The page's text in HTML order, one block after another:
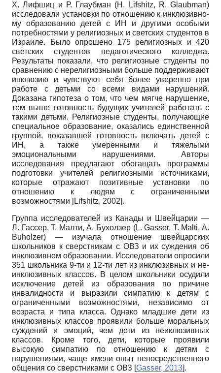
Х. Лифшиц и Р. Глаубман (H. Lifshitz, R. Glaubman)
исследовали установки по отношению к инклюзивно­
му образованию детей с ИН и другими особыми
потребностями у религиозных и светских студентов в
Израиле. Было опрошено 175 религиозных и 420
светских студентов педагогического колледжа.
Результаты показали, что религиозные студенты по
сравнению с нере­лигиозными больше поддерживают
инклюзию и чувствуют себя более уверенно при
работе с детьми со всеми видами нарушений.
Доказана гипотеза о том, что чем мягче нарушение,
тем выше готовность будущих учителей работать с
такими детьми. Религиозные студенты, получающие
специальное образование, оказались единственной
группой, показавшей готовность включать детей с
ИН, а также умеренными и тяжелыми
эмоциональными нарушениями. Авторы
исследования предлагают обогащать программы
подготовки учителей религиозными источниками,
которые отражают позитивные установки по
отношению к людям с ограниченными
возможностями [Lifshitz, 2002].
Группа исследователей из Канады и Швейцарии —
Л. Гассер, Т. Малти, А. Бухолзер (L. Gasser, T. Malti, A.
Buholzer) — изучала отношение швейцарских
школьников к сверстникам с ОВЗ и их суждения об
инклюзивном образовании. Исследователи опросили
351 школьника 9-ти и 12-ти лет из инклюзивных и не­
инклюзивных классов. В целом школьники осудили
исключение детей из образования по причине
инвалидности и выразили симпатию к детям с
ограниченными возможностями, независимо от
возраста и типа класса. Однако младшие дети из
инклюзивных классов проявили больше моральных
суждений и эмоций, чем дети из неиклюзивных
классов. Кроме того, дети, которые проявили
высокую симпатию по отношению к детям с
нарушениями, чаще имели опыт непосредственного
общения со сверстниками с ОВЗ [Gasser, 2013].